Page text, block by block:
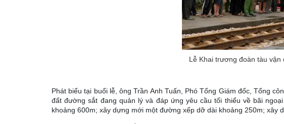
Lễ Khai trương đoàn tàu
Phát biểu tại buổi lễ, ông Trần Anh Tuấn, Phó Tổng Giám đốc, Tổng
đất đường sắt đang quản lý và đáp ứng yêu cầu tối thiểu về bãi
khoảng 600m; xây dựng mới một đường xếp dỡ dài khoảng 250m;